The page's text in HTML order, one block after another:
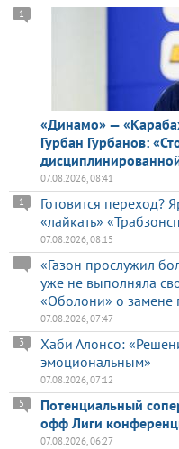
«Динамо» —
Гурбан Гурбанов:
1
07.08.2026, 08:41
Готовится переход?
«лайкать»
1
07.08.2026, 08:15
«Газон прослужил
уже не выполняла
«Оболони» о замене
07.08.2026, 07:47
Хаби Алонсо:
эмоциональным»
3
07.08.2026, 07:12
Потенциальный
офф Лиги
5
07.08.2026, 06:27